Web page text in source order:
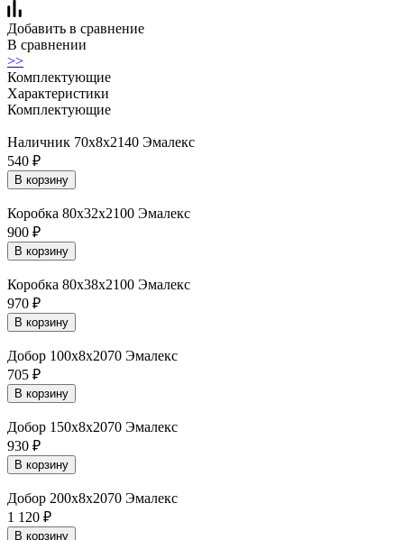
Добавить в сравнение
В сравнении
>>
Комплектующие
Характеристики
Комплектующие
Наличник 70х8х2140 Эмалекс
540 ₽
В корзину
Коробка 80х32х2100 Эмалекс
900 ₽
В корзину
Коробка 80х38х2100 Эмалекс
970 ₽
В корзину
Добор 100х8х2070 Эмалекс
705 ₽
В корзину
Добор 150х8х2070 Эмалекс
930 ₽
В корзину
Добор 200х8х2070 Эмалекс
1 120 ₽
В корзину